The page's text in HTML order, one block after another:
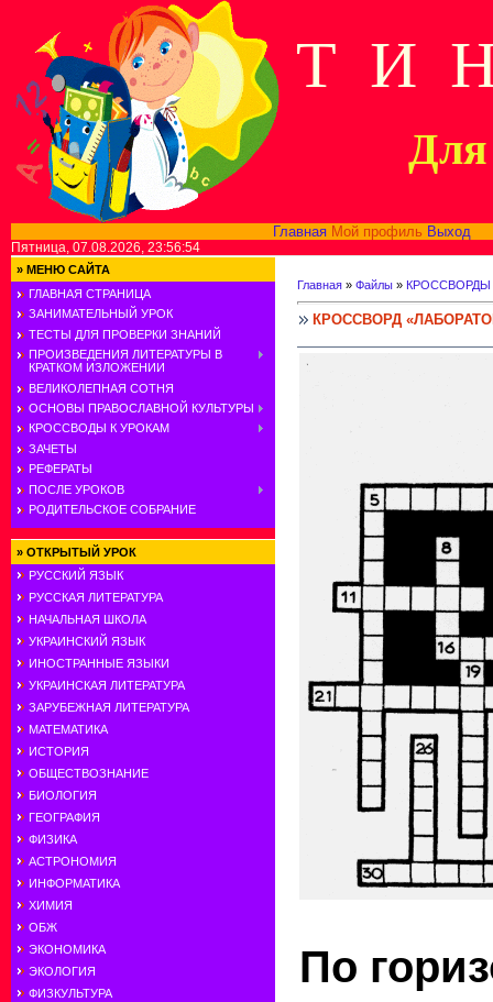
Т И
Для
Главная Мой профиль Выход
Пятница, 07.08.2026, 23:56:54
» МЕНЮ САЙТА
ГЛАВНАЯ СТРАНИЦА
ЗАНИМАТЕЛЬНЫЙ УРОК
ТЕСТЫ ДЛЯ ПРОВЕРКИ ЗНАНИЙ
ПРОИЗВЕДЕНИЯ ЛИТЕРАТУРЫ В
КРАТКОМ ИЗЛОЖЕНИИ
ВЕЛИКОЛЕПНАЯ СОТНЯ
ОСНОВЫ ПРАВОСЛАВНОЙ КУЛЬТУРЫ
КРОССВОДЫ К УРОКАМ
ЗАЧЕТЫ
РЕФЕРАТЫ
ПОСЛЕ УРОКОВ
РОДИТЕЛЬСКОЕ СОБРАНИЕ
» ОТКРЫТЫЙ УРОК
РУССКИЙ ЯЗЫК
РУССКАЯ ЛИТЕРАТУРА
НАЧАЛЬНАЯ ШКОЛА
УКРАИНСКИЙ ЯЗЫК
ИНОСТРАННЫЕ ЯЗЫКИ
УКРАИНСКАЯ ЛИТЕРАТУРА
ЗАРУБЕЖНАЯ ЛИТЕРАТУРА
МАТЕМАТИКА
ИСТОРИЯ
ОБЩЕСТВОЗНАНИЕ
БИОЛОГИЯ
ГЕОГРАФИЯ
ФИЗИКА
АСТРОНОМИЯ
ИНФОРМАТИКА
ХИМИЯ
ОБЖ
ЭКОНОМИКА
ЭКОЛОГИЯ
ФИЗКУЛЬТУРА
Главная » Файлы » КРОССВОРДЫ
КРОССВОРД
По